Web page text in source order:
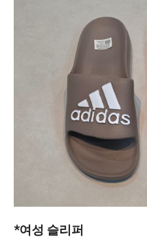
*여성 슬리퍼